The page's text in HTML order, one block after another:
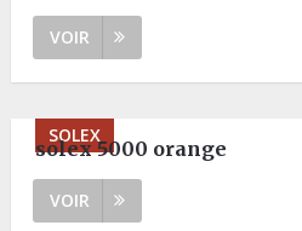
VOIR
SOLEX
solex 5000 orange
VOIR